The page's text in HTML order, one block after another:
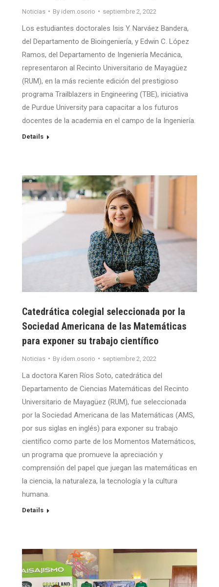
Noticias By idem.osorio septiembre 2, 2022
Los estudiantes doctorales Isis Y. Narváez Bandera,
del Departamento de Bioingeniería, y Edwin C. López
Ramos, del Departamento de Ingeniería Mecánica,
representaron al Recinto Universitario de Mayagüez
(RUM), en la más reciente edición del prestigioso
programa Trailblazers in Engineering (TBE), iniciativa
de Purdue University para capacitar a los futuros
docentes de la academia en el campo de la Ingeniería.
Details
Catedrática colegial seleccionada por la
Sociedad Americana de las Matemáticas
para exponer su trabajo científico
Noticias By idem.osorio septiembre 2, 2022
La doctora Karen Ríos Soto, catedrática del
Departamento de Ciencias Matemáticas del Recinto
Universitario de Mayagüez (RUM), fue seleccionada
por la Sociedad Americana de las Matemáticas (AMS,
por sus siglas en inglés) para exponer su trabajo
científico como parte de los Momentos Matemáticos,
un programa que promueve la apreciación y
comprensión del papel que juegan las matemáticas en
la ciencia, la naturaleza, la tecnología y la cultura
humana.
Details